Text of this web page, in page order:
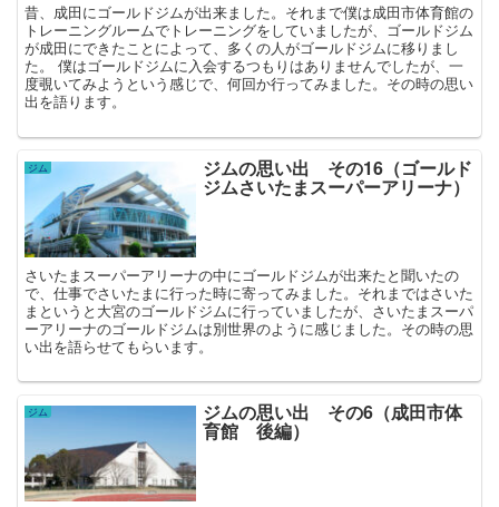
昔、成田にゴールドジムが出来ました。それまで僕は成田市体育館の
トレーニングルームでトレーニングをしていましたが、ゴールドジム
が成田にできたことによって、多くの人がゴールドジムに移りまし
た。 僕はゴールドジムに入会するつもりはありませんでしたが、一
度覗いてみようという感じで、何回か行ってみました。その時の思い
出を語ります。
ジム ジムの思い出 その16（ゴールド
ジムさいたまスーパーアリーナ）
さいたまスーパーアリーナの中にゴールドジムが出来たと聞いたの
で、仕事でさいたまに行った時に寄ってみました。それまではさいた
まというと大宮のゴールドジムに行っていましたが、さいたまスーパ
ーアリーナのゴールドジムは別世界のように感じました。その時の思
い出を語らせてもらいます。
ジム ジムの思い出 その6（成田市体
育館 後編）